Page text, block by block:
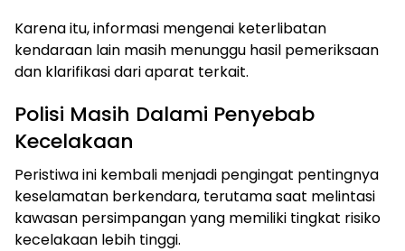
Karena itu, informasi mengenai keterlibatan
kendaraan lain masih menunggu hasil pemeriksaan
dan klarifikasi dari aparat terkait.
Polisi Masih Dalami Penyebab
Kecelakaan
Peristiwa ini kembali menjadi pengingat pentingnya
keselamatan berkendara, terutama saat melintasi
kawasan persimpangan yang memiliki tingkat risiko
kecelakaan lebih tinggi.